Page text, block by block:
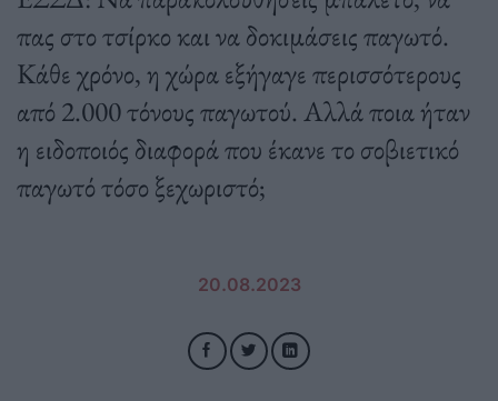
πας στο τσίρκο και να δοκιμάσεις παγωτό.
Κάθε χρόνο, η χώρα εξήγαγε περισσότερους
από 2.000 τόνους παγωτού. Αλλά ποια ήταν
η ειδοποιός διαφορά που έκανε το σοβιετικό
παγωτό τόσο ξεχωριστό;
20.08.2023